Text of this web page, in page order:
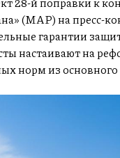
(MAP) на пресс-
гарантии
настаивают на
норм из основного